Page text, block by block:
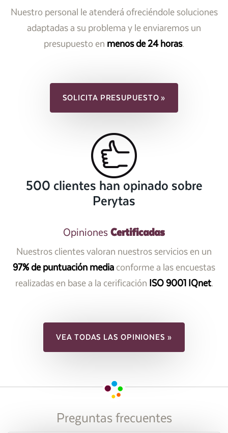
Nuestro personal le atenderá ofreciéndole soluciones
adaptadas a su problema y le enviaremos un
presupuesto en menos de 24 horas.
SOLICITA PRESUPUESTO »
500 clientes han opinado sobre
Perytas
Opiniones Certificadas
Nuestros clientes valoran nuestros servicios en un
97% de puntuación mediaconforme a las encuestas
realizadas en base a la cerificación ISO 9001 IQnet.
VEA TODAS LAS OPINIONES »
Preguntas frecuentes